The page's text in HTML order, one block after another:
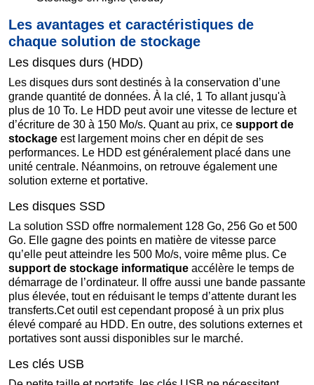
Les avantages et caractéristiques de
chaque solution de stockage
Les disques durs (HDD)
Les disques durs sont destinés à la conservation d’une
grande quantité de données. À la clé, 1 To allant jusqu'à
plus de 10 To. Le HDD peut avoir une vitesse de lecture et
d’écriture de 30 à 150 Mo/s. Quant au prix, ce support de
stockage est largement moins cher en dépit de ses
performances. Le HDD est généralement placé dans une
unité centrale. Néanmoins, on retrouve également une
solution externe et portative.
Les disques SSD
La solution SSD offre normalement 128 Go, 256 Go et 500
Go. Elle gagne des points en matière de vitesse parce
qu’elle peut atteindre les 500 Mo/s, voire même plus. Ce
support de stockage informatique accélère le temps de
démarrage de l’ordinateur. Il offre aussi une bande passante
plus élevée, tout en réduisant le temps d’attente durant les
transferts.Cet outil est cependant proposé à un prix plus
élevé comparé au HDD. En outre, des solutions externes et
portatives sont aussi disponibles sur le marché.
Les clés USB